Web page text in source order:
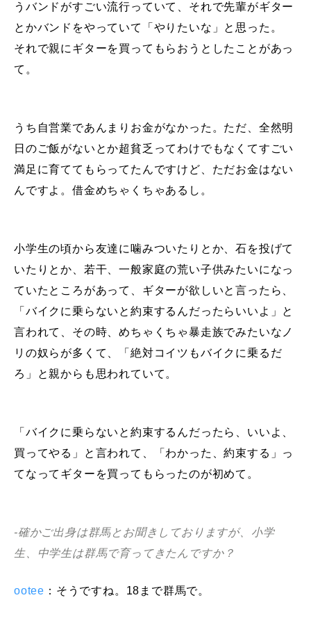
うバンドがすごい流行っていて、それで先輩がギター
とかバンドをやっていて「やりたいな」と思った。
それで親にギターを買ってもらおうとしたことがあっ
て。
うち自営業であんまりお金がなかった。ただ、全然明
日のご飯がないとか超貧乏ってわけでもなくてすごい
満足に育ててもらってたんですけど、ただお金はない
んですよ。借金めちゃくちゃあるし。
小学生の頃から友達に噛みついたりとか、石を投げて
いたりとか、若干、一般家庭の荒い子供みたいになっ
ていたところがあって、ギターが欲しいと言ったら、
「バイクに乗らないと約束するんだったらいいよ」と
言われて、その時、めちゃくちゃ暴走族でみたいなノ
リの奴らが多くて、「絶対コイツもバイクに乗るだ
ろ」と親からも思われていて。
「バイクに乗らないと約束するんだったら、いいよ、
買ってやる」と言われて、「わかった、約束する」っ
てなってギターを買ってもらったのが初めて。
-確かご出身は群馬とお聞きしておりますが、小学
生、中学生は群馬で育ってきたんですか？
ootee ：そうですね。18まで群馬で。